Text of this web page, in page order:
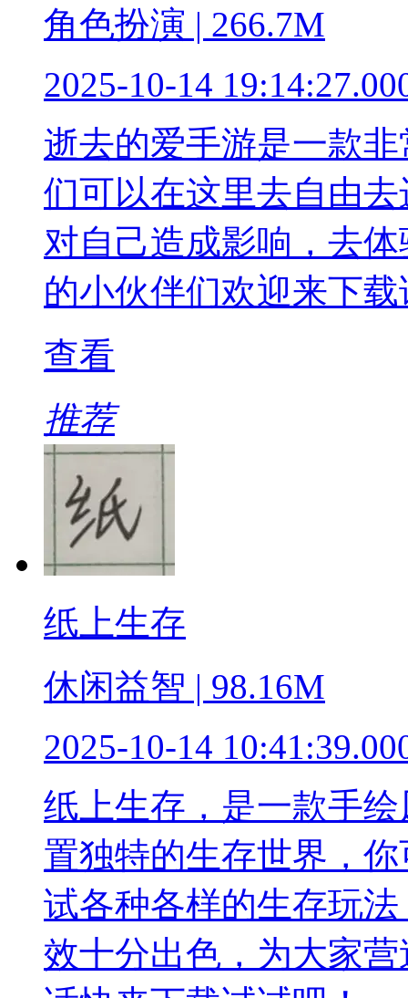
角色扮演 | 266.7M
2025-10-14
逝去的爱手游是一款
们可以在这里去自由
对自己造成影响，去
的小伙伴们欢迎来下
查看
推荐
纸上生存
休闲益智 | 98.16M
2025-10-14
纸上生存，是一款手
置独特的生存世界，
试各种各样的生存玩
效十分出色，为大家